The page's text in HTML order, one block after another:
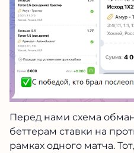
Перед нами схема
беттерам ставки на
рамках одного матча.